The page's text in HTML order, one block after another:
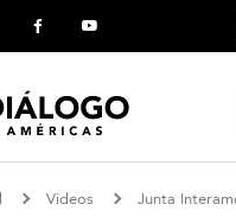
FacebookYouTube
Vídeos Junta Interamericana de Defesa, uma ferramenta de integração : Uma Conversa com Major-